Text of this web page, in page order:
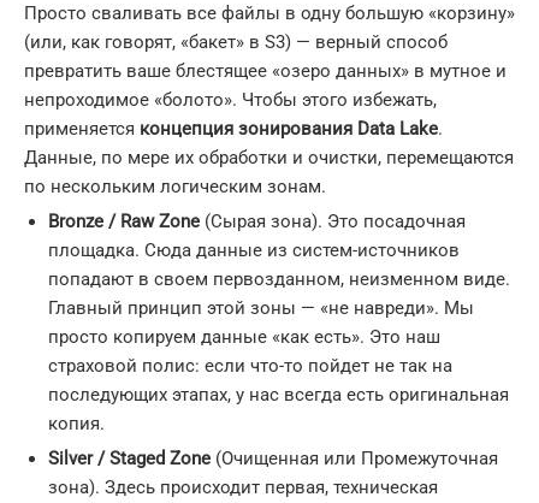
Просто сваливать все файлы в одну большую «корзину»
(или, как говорят, «бакет» в S3) — верный способ
превратить ваше блестящее «озеро данных» в мутное и
непроходимое «болото». Чтобы этого избежать,
применяется концепция зонирования Data Lake.
Данные, по мере их обработки и очистки, перемещаются
по нескольким логическим зонам.
Bronze / Raw Zone (Сырая зона). Это посадочная
площадка. Сюда данные из систем-источников
попадают в своем первозданном, неизменном виде.
Главный принцип этой зоны — «не навреди». Мы
просто копируем данные «как есть». Это наш
страховой полис: если что-то пойдет не так на
последующих этапах, у нас всегда есть оригинальная
копия.
Silver / Staged Zone (Очищенная или Промежуточная
зона). Здесь происходит первая, техническая